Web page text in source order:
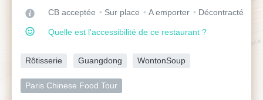
CB acceptée
Sur place A emporter Décontracté
Quelle est l'accessibilité de ce restaurant ?
Rôtisserie Guangdong WontonSoup
Paris Chinese Food Tour